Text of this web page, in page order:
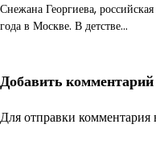
Снежана Георгиева,
года в Москве. В детстве…
Добавить комментарий
Для отправки комментария